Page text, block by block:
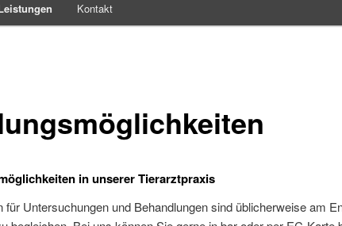
Kontakt
in unserer Tierarztpraxis
für Untersuchungen und Behandlungen sind üblicherweise am